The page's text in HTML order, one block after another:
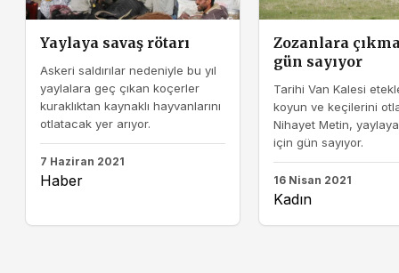
Yaylaya savaş rötarı
Askeri saldırılar nedeniyle bu yıl
yaylalara geç çıkan koçerler
kuraklıktan kaynaklı hayvanlarını
otlatacak yer arıyor.
7 Haziran 2021
Haber
Zozanlara
gün sayıyor
Tarihi Van Kalesi
koyun ve keçilerini
Nihayet Metin,
için gün sayıyor.
16 Nisan 2021
Kadın